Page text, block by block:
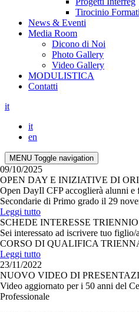
Tirocinio
News & Eventi
Media Room
Dicono di Noi
Photo Gallery
Video Gallery
MODULISTICA
Contatti
it
it
en
MENU Toggle navigation
09/10/2025
OPEN DAY E INIZIATIVE DI
Open DayIl CFP accoglierà alunni e
Secondarie di Primo grado il 29
Leggi tutto
SCHEDE INTERESSE
Sei interessato ad iscrivere tuo
CORSO DI QUALIFICA
Leggi tutto
23/11/2022
NUOVO VIDEO DI
Video aggiornato per i 50 anni del
Professionale